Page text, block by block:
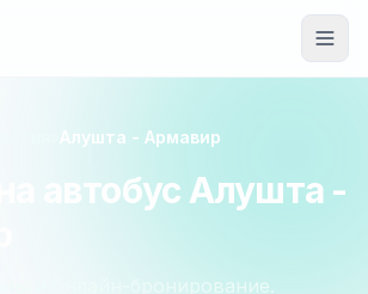
Алушта - Армавир
автобус Алушта -
и онлайн-бронирование.